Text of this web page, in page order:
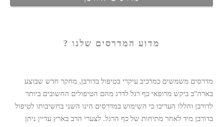
מדוע המדרסים שלנו ?
מדרסים משמשים כמרכיב עיקרי בטיפול בדורבן, מחקר חדש שבוצע
בארה"ב ביקש מרופאי כף רגל לדרג מהם הטיפולים החשובים ביותר
לדורבן והללו העריכו כי השימוש במדרסים הינו השני בחשיבותו לטיפול
בדורבן מיד לאחר מתיחות של כף הרגל. לצערי הרב בארץ עדיין ניתן